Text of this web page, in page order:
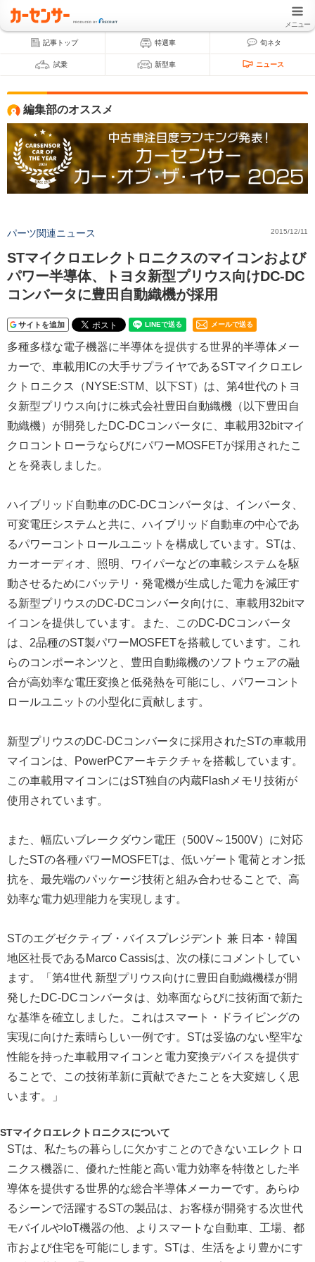
メニュー
記事トップ 特選車 旬ネタ
試乗 新型車 ニュース
編集部のオススメ
パーツ関連ニュース 2015/12/11
STマイクロエレクトロニクスのマイコンおよび
パワー半導体、トヨタ新型プリウス向けDC-DC
コンバータに豊田自動織機が採用
サイトを追加 メールで送る
多種多様な電子機器に半導体を提供する世界的半導体メー
カーで、車載用ICの大手サプライヤであるSTマイクロエレ
クトロニクス（NYSE:STM、以下ST）は、第4世代のトヨ
タ新型プリウス向けに株式会社豊田自動織機（以下豊田自
動織機）が開発したDC-DCコンバータに、車載用32bitマイ
クロコントローラならびにパワーMOSFETが採用されたこ
とを発表しました。
ハイブリッド自動車のDC-DCコンバータは、インバータ、
可変電圧システムと共に、ハイブリッド自動車の中心であ
るパワーコントロールユニットを構成しています。STは、
カーオーディオ、照明、ワイパーなどの車載システムを駆
動させるためにバッテリ・発電機が生成した電力を減圧す
る新型プリウスのDC-DCコンバータ向けに、車載用32bitマ
イコンを提供しています。また、このDC-DCコンバータ
は、2品種のST製パワーMOSFETを搭載しています。これ
らのコンポーネンツと、豊田自動織機のソフトウェアの融
合が高効率な電圧変換と低発熱を可能にし、パワーコント
ロールユニットの小型化に貢献します。
新型プリウスのDC-DCコンバータに採用されたSTの車載用
マイコンは、PowerPCアーキテクチャを搭載しています。
この車載用マイコンにはST独自の内蔵Flashメモリ技術が
使用されています。
また、幅広いブレークダウン電圧（500V～1500V）に対応
したSTの各種パワーMOSFETは、低いゲート電荷とオン抵
抗を、最先端のパッケージ技術と組み合わせることで、高
効率な電力処理能力を実現します。
STのエグゼクティブ・バイスプレジデント 兼 日本・韓国
地区社長であるMarco Cassisは、次の様にコメントしてい
ます。「第4世代 新型プリウス向けに豊田自動織機様が開
発したDC-DCコンバータは、効率面ならびに技術面で新た
な基準を確立しました。これはスマート・ドライビングの
実現に向けた素晴らしい一例です。STは妥協のない堅牢な
性能を持った車載用マイコンと電力変換デバイスを提供す
ることで、この技術革新に貢献できたことを大変嬉しく思
います。」
STマイクロエレクトロニクスについて
STは、私たちの暮らしに欠かすことのできないエレクトロ
ニクス機器に、優れた性能と高い電力効率を特徴とした半
導体を提供する世界的な総合半導体メーカーです。あらゆ
るシーンで活躍するSTの製品は、お客様が開発する次世代
モバイルやIoT機器の他、よりスマートな自動車、工場、都
市および住宅を可能にします。STは、生活をより豊かにす